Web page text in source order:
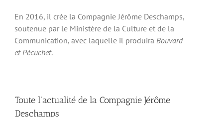
En 2016, il crée la Compagnie Jérôme Deschamps,
soutenue par le Ministère de la Culture et de la
Communication, avec laquelle il produiraBouvard
et Pécuchet.
Toute l’actualité de la Compagnie Jérôme
Deschamps